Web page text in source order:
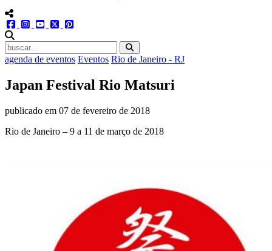
menu redes social
facebookinstagram
youtube
twitter
agenda de eventos Eventos Rio de Janeiro - RJ
Japan Festival Rio Matsuri
publicado em 07 de fevereiro de 2018
Rio de Janeiro – 9 a 11 de março de 2018